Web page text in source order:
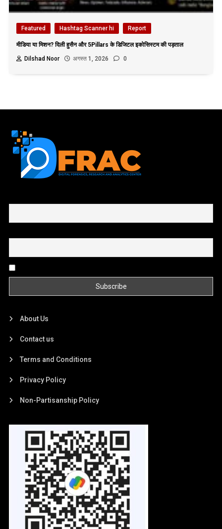
Featured Hashtag Scanner hi Report
मीडिया या मिशन? दिली हुसैन और 5Pillars के डिजिटल इकोसिस्टम की पड़ताल
Dilshad Noor
अगस्त 1, 2026 0
About Us
Contact us
Terms and Conditions
Privacy Policy
Non-Partisanship Policy